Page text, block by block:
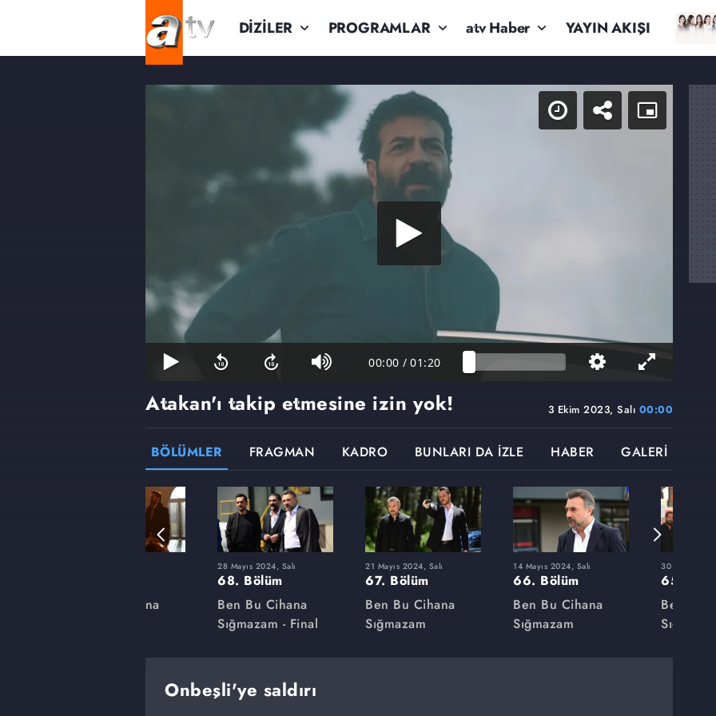
DİZİLER PROGRAMLAR atv Haber YAYIN AKIŞI
00:00 / 01:20
3 Ekim 2023, Salı 00:00
Atakan'ı takip etmesine izin yok!
BÖLÜMLER FRAGMAN KADRO BUNLARI DA İZLE HABER GALERİ
Ben Bu Cihana
28 Mayıs 2024, Salı
68. Bölüm
Ben Bu Cihana
Sığmazam - Final
21 Mayıs 2024, Salı
67. Bölüm
Ben Bu Cihana
Sığmazam
14 Mayıs 2024, Salı
66. Bölüm
Ben Bu Cihana
Sığmazam
30 Nisan
65. Bölüm
Ben Bu
Sığmazam
Onbeşli'ye saldırı